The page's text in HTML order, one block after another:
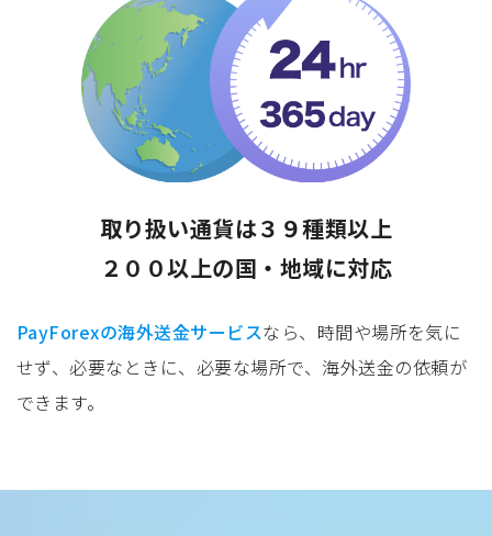
取り扱い通貨は３９種類以上
２００以上の国・地域に対応
PayForexの海外送金サービスなら、時間や場所を気に
せず、必要なときに、必要な場所で、海外送金の依頼が
できます。